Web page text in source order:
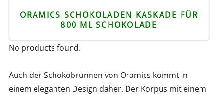
ORAMICS SCHOKOLADEN KASKADE FÜR
800 ML SCHOKOLADE
No products found.
Auch der Schokobrunnen von Oramics kommt in
einem eleganten Design daher. Der Korpus mit einem